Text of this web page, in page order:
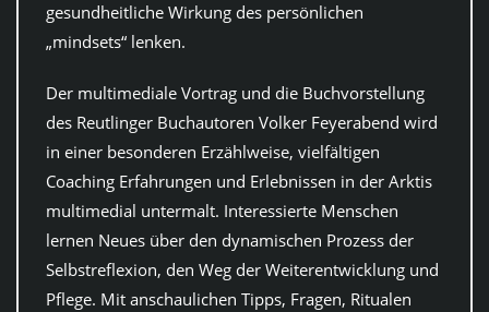
gesundheitliche Wirkung des persönlichen
„mindsets“ lenken.
Der multimediale Vortrag und die Buchvorstellung
des Reutlinger Buchautoren Volker Feyerabend wird
in einer besonderen Erzählweise, vielfältigen
Coaching Erfahrungen und Erlebnissen in der Arktis
multimedial untermalt. Interessierte Menschen
lernen Neues über den dynamischen Prozess der
Selbstreflexion, den Weg der Weiterentwicklung und
Pflege. Mit anschaulichen Tipps, Fragen, Ritualen